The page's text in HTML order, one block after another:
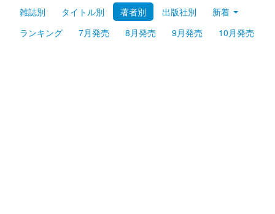
Myシェルフ
プレミアム
雑誌別 タイトル別 著者別 出版社別
新着
ランキング
7月発売 8月発売 9月発売 10月発売